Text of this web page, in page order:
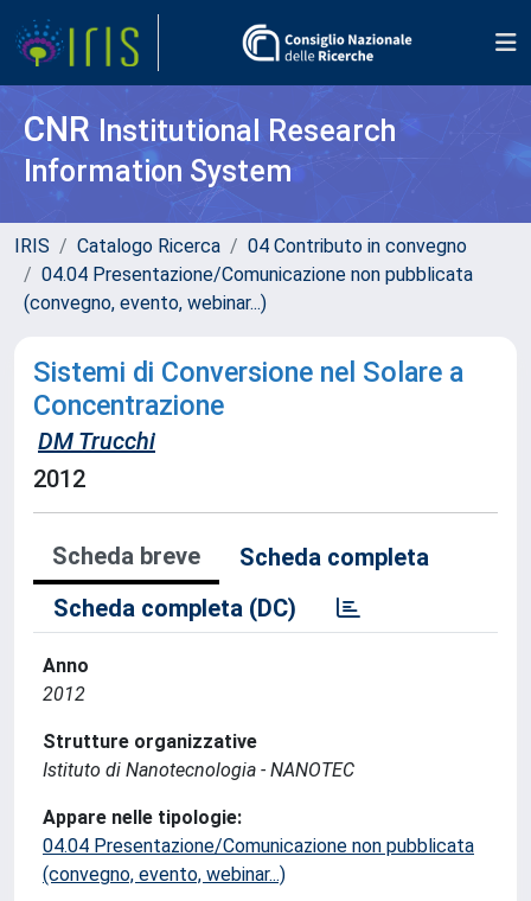
CNR Institutional Research
Information System
IRIS Catalogo Ricerca
04 Contributo in convegno
04.04 Presentazione/Comunicazione non pubblicata
(convegno, evento, webinar...)
Sistemi di Conversione nel Solare a
Concentrazione
DM Trucchi
2012
Scheda breve
Scheda completa
Scheda completa (DC)
Anno
2012
Strutture organizzative
Istituto di Nanotecnologia - NANOTEC
Appare nelle tipologie:
04.04 Presentazione/Comunicazione non pubblicata
(convegno, evento, webinar...)